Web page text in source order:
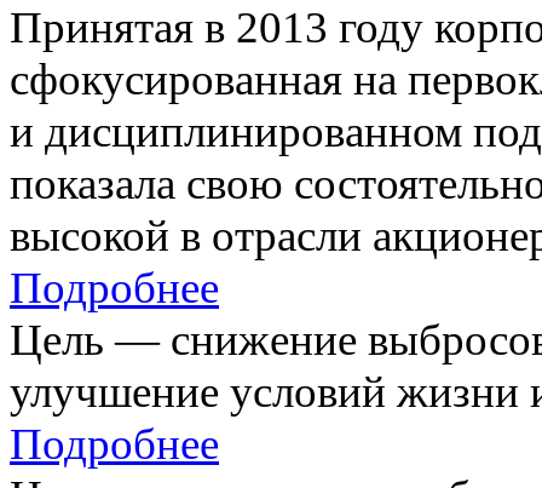
Принятая в 2013 году
сфокусированная на
и дисциплинированном
показала свою
высокой в отрасли
Подробнее
Цель — снижение
улучшение условий жизни
Подробнее